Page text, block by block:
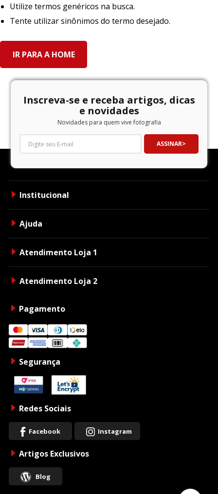
Utilize termos genéricos na busca.
Tente utilizar sinônimos do termo desejado.
IR PARA A HOME
Inscreva-se e receba artigos, dicas
e novidades
Novidades para quem vive fotografia
ASSINAR
Institucional
Ajuda
Atendimento Loja 1
Atendimento Loja 2
Pagamento
Segurança
Redes Sociais
Facebook Instagram
Artigos Exclusivos
Blog